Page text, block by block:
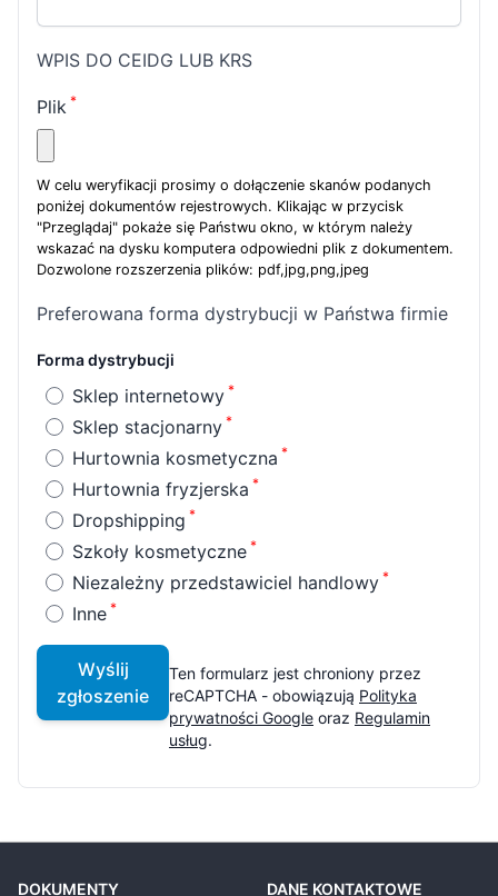
WPIS DO CEIDG LUB KRS
Plik
W celu weryfikacji prosimy o dołączenie skanów podanych
poniżej dokumentów rejestrowych. Klikając w przycisk
"Przeglądaj" pokaże się Państwu okno, w którym należy
wskazać na dysku komputera odpowiedni plik z dokumentem.
Dozwolone rozszerzenia plików: pdf,jpg,png,jpeg
Preferowana forma dystrybucji w Państwa firmie
Forma dystrybucji
Sklep internetowy
Sklep stacjonarny
Hurtownia kosmetyczna
Hurtownia fryzjerska
Dropshipping
Szkoły kosmetyczne
Niezależny przedstawiciel handlowy
Inne
Wyślij
zgłoszenie
Ten formularz jest chroniony przez
reCAPTCHA - obowiązują Polityka
prywatności Google oraz Regulamin
usług.
DOKUMENTY DANE KONTAKTOWE